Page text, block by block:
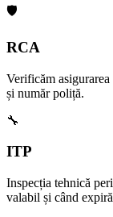
🛡️
RCA
Verificăm
și număr poliță.
🔧
ITP
Inspecția tehnică
valabil și când